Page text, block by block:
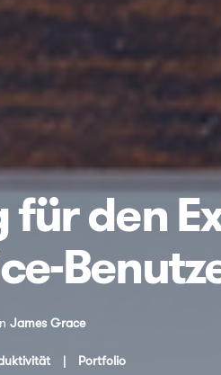
den
James Grace
| Portfolio